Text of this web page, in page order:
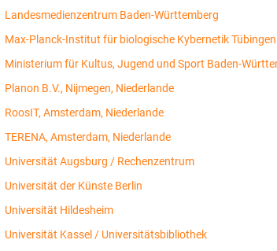
Landesmedienzentrum Baden-Württemberg
Max-Planck-Institut für biologische Kybernetik Tübingen
Ministerium für Kultus, Jugend und Sport Baden-
Planon B.V., Nijmegen, Niederlande
RoosIT, Amsterdam, Niederlande
TERENA, Amsterdam, Niederlande
Universität Augsburg / Rechenzentrum
Universität der Künste Berlin
Universität Hildesheim
Universität Kassel / Universitätsbibliothek